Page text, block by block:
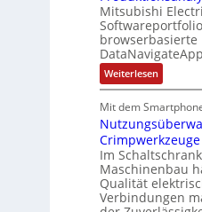
t
a
u
f
n
h
m
e
,
g
e
s
c
h
ä
f
t
s
f
ü
h
r
e
è
m
e
s
:
2
-
E
r
g
e
r
V
e
r
t
i
e
b
s
-
u
Mitsubishi
browserbasierte
Weiterlesen:
D
r
g
a
n
z
e
i
n
f
Mit dem
Crimpwerkzeuge
Im
Maschinenbau
Qualität
Verbindungen